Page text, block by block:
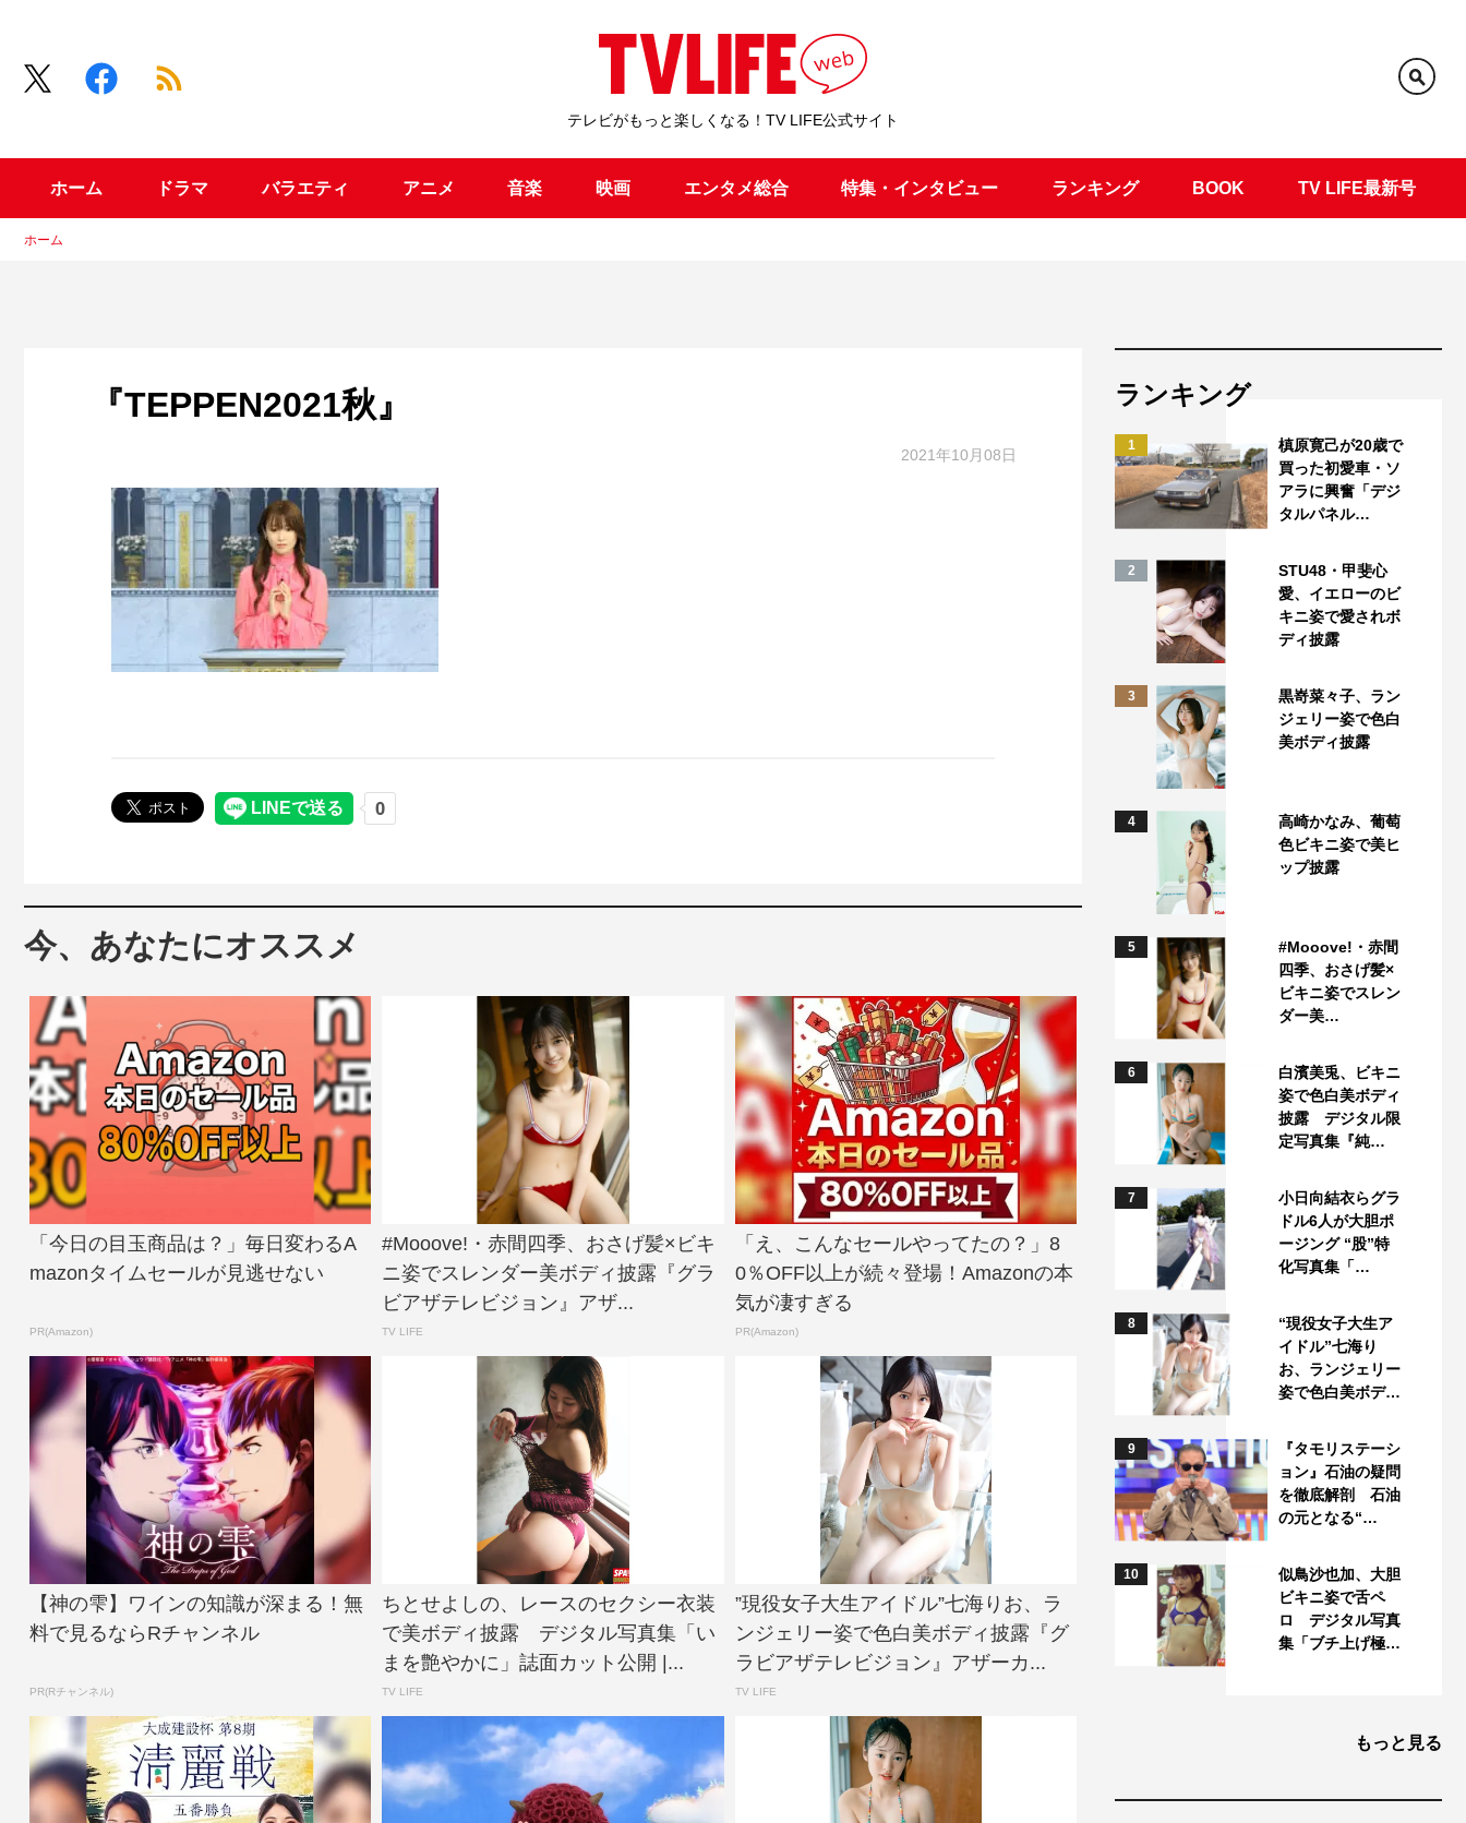
テレビがもっと楽しくなる！TV LIFE公式サイト
ホーム ドラマ バラエティ アニメ 音楽 映画 エンタメ総合 特集・インタビュー ランキング BOOK TV LIFE最新号
ホーム
『TEPPEN2021秋』
2021年10月08日
今、あなたにオススメ
「今日の目玉商品は？」毎日変わるA
mazonタイムセールが見逃せない
PR(Amazon)
#Mooove!・赤間四季、おさげ髪×ビキ
ニ姿でスレンダー美ボディ披露『グラ
ビアザテレビジョン』アザ...
TV LIFE
「え、こんなセールやってたの？」8
0％OFF以上が続々登場！Amazonの本
気が凄すぎる
PR(Amazon)
【神の雫】ワインの知識が深まる！無
料で見るならRチャンネル
PR(Rチャンネル)
ちとせよしの、レースのセクシー衣装
で美ボディ披露 デジタル写真集「い
まを艶やかに」誌面カット公開 |...
TV LIFE
”現役女子大生アイドル”七海りお、ラ
ンジェリー姿で色白美ボディ披露『グ
ラビアザテレビジョン』アザーカ...
TV LIFE
ランキング
1
槙原寛己が20歳で
買った初愛車・ソ
アラに興奮「デジ
タルパネル…
2
STU48・甲斐心
愛、イエローのビ
キニ姿で愛されボ
ディ披露
3
黒嵜菜々子、ラン
ジェリー姿で色白
美ボディ披露
4
高崎かなみ、葡萄
色ビキニ姿で美ヒ
ップ披露
5
#Mooove!・赤間
四季、おさげ髪×
ビキニ姿でスレン
ダー美…
6
白濱美兎、ビキニ
姿で色白美ボディ
披露 デジタル限
定写真集『純…
7
小日向結衣らグラ
ドル6人が大胆ポ
ージング “股”特
化写真集「…
8
“現役女子大生ア
イドル”七海り
お、ランジェリー
姿で色白美ボデ…
9
『タモリステーシ
ョン』石油の疑問
を徹底解剖 石油
の元となる“…
10
似鳥沙也加、大胆
ビキニ姿で舌ペ
ロ デジタル写真
集「ブチ上げ極…
もっと見る